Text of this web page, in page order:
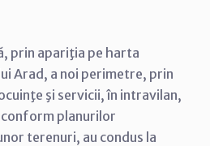
prin apariţia pe harta
Arad, a noi perimetre, prin
şi servicii, în intravilan,
planurilor
terenuri, au condus la